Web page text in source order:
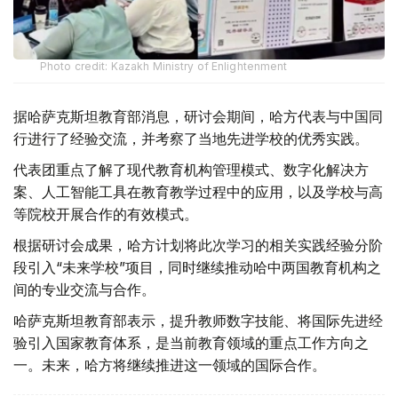
Photo credit: Kazakh Ministry of Enlightenment
据哈萨克斯坦教育部消息，研讨会期间，哈方代表与中国同
行进行了经验交流，并考察了当地先进学校的优秀实践。
代表团重点了解了现代教育机构管理模式、数字化解决方
案、人工智能工具在教育教学过程中的应用，以及学校与高
等院校开展合作的有效模式。
根据研讨会成果，哈方计划将此次学习的相关实践经验分阶
段引入“未来学校”项目，同时继续推动哈中两国教育机构之
间的专业交流与合作。
哈萨克斯坦教育部表示，提升教师数字技能、将国际先进经
验引入国家教育体系，是当前教育领域的重点工作方向之
一。未来，哈方将继续推进这一领域的国际合作。